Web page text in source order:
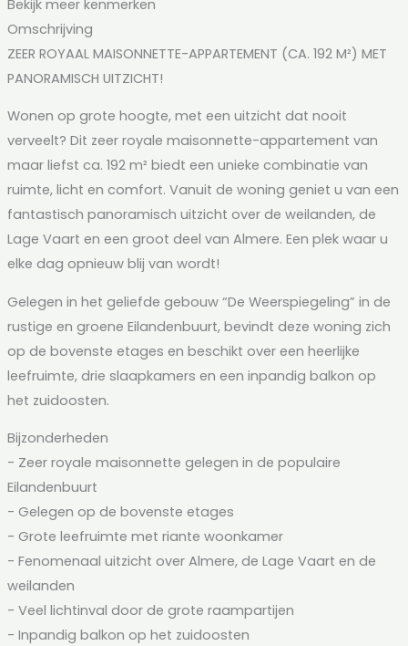
Bekijk meer kenmerken
Omschrijving
ZEER ROYAAL MAISONNETTE-APPARTEMENT (CA. 192 M²) MET
PANORAMISCH UITZICHT!
Wonen op grote hoogte, met een uitzicht dat nooit
verveelt? Dit zeer royale maisonnette-appartement van
maar liefst ca. 192 m² biedt een unieke combinatie van
ruimte, licht en comfort. Vanuit de woning geniet u van een
fantastisch panoramisch uitzicht over de weilanden, de
Lage Vaart en een groot deel van Almere. Een plek waar u
elke dag opnieuw blij van wordt!
Gelegen in het geliefde gebouw “De Weerspiegeling” in de
rustige en groene Eilandenbuurt, bevindt deze woning zich
op de bovenste etages en beschikt over een heerlijke
leefruimte, drie slaapkamers en een inpandig balkon op
het zuidoosten.
Bijzonderheden
- Zeer royale maisonnette gelegen in de populaire
Eilandenbuurt
- Gelegen op de bovenste etages
- Grote leefruimte met riante woonkamer
- Fenomenaal uitzicht over Almere, de Lage Vaart en de
weilanden
- Veel lichtinval door de grote raampartijen
- Inpandig balkon op het zuidoosten